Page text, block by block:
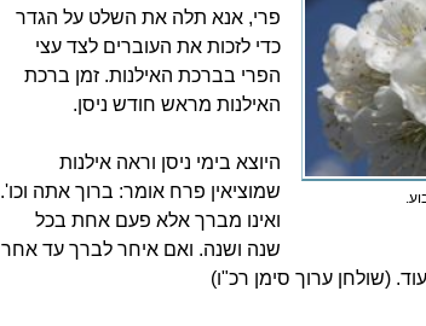
פרי, אנא תלה את השלט על הגדר
כדי לזכות את העוברים לצד עצי
הפרי בברכת האילנות. זמן ברכת
האילנות מראש חודש ניסן.
היוצא בימי ניסן וראה אילנות
שמוציאין פרח אומר: ברוך אתה וכו'.
ואינו מברך אלא פעם אחת בכל
שנה ושנה. ואם איחר לברך עד אחר
(שולחן ערוך סימן רכ"ו)